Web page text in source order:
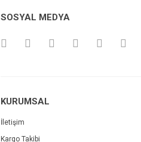
Ürün açıklamasında eksik bilgiler
SOSYAL MEDYA
KURUMSAL
İletişim
Kargo Takibi